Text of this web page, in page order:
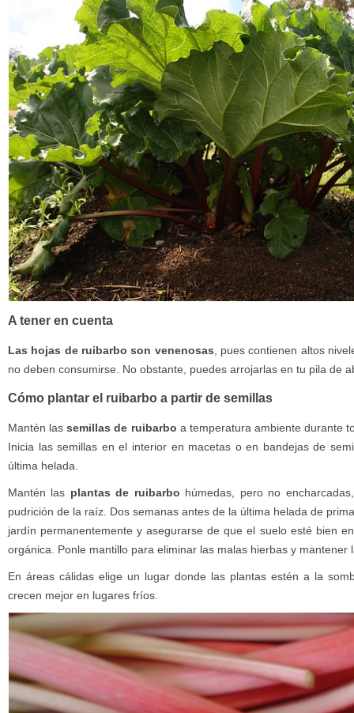
A tener en cuenta
Las hojas de ruibarbo son venenosas , pues contienen altos
no deben consumirse. No obstante, puedes arrojarlas en tu pila de
Cómo plantar el ruibarbo a partir de semillas
Mantén lassemillas de ruibarbo a temperatura ambiente durante
Inicia las semillas en el interior en macetas o en bandejas de
última helada.
Mantén las plantas de ruibarbo húmedas, pero no
pudrición de la raíz. Dos semanas antes de la última helada de
jardín permanentemente y asegurarse de que el suelo esté bien
orgánica. Ponle mantillo para eliminar las malas hierbas y mantener
En áreas cálidas elige un lugar donde las plantas estén a la
crecen mejor en lugares fríos.